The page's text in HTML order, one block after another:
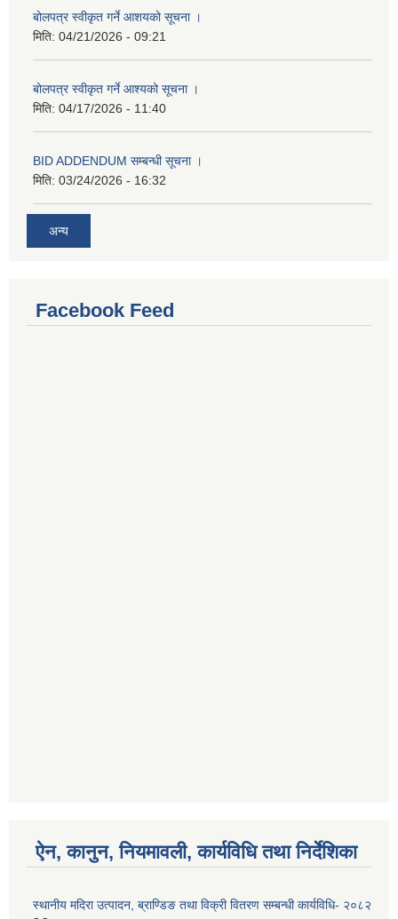
बोलपत्र स्वीकृत गर्ने आशयको सूचना ।
मिति: 04/21/2026 - 09:21
बोलपत्र स्वीकृत गर्ने आश्यको सूचना ।
मिति: 04/17/2026 - 11:40
BID ADDENDUM सम्बन्धी सूचना ।
मिति: 03/24/2026 - 16:32
अन्य
Facebook Feed
ऐन, कानुन, नियमावली, कार्यविधि तथा निर्देशिका
स्थानीय मदिरा उत्पादन, ब्राण्डिङ तथा विक्री वितरण सम्बन्धी कार्यविधि- २०८२